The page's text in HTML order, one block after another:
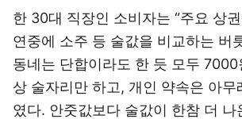
한 30대 직장인 소비자는 “주요 상
연중에 소주 등 술값을 비교하는 버
동네는 단합이라도 한 듯 모두 7000
상 술자리만 하고, 개인 약속은 아무
였다. 안줏값보다 술값이 한참 더 나